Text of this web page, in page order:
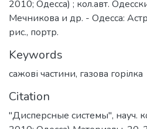
2010; Одесса) ; кол.авт.
Мечникова и др. - Одесса:
рис., портр.
Keywords
сажові частини, газова горілка
Citation
"Дисперсные системы", науч.